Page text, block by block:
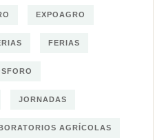
EXPOAGRO
FERIAS
JORNADAS
AGRÍCOLAS